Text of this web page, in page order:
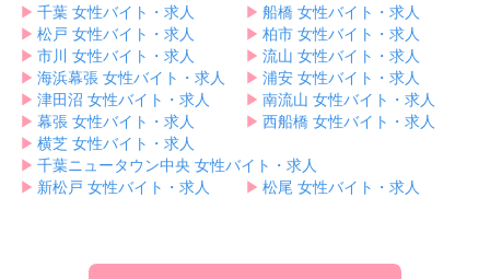
▶︎ 千葉 女性バイト・求人 ▶︎ 船橋 女性バイト・求人
▶︎ 松戸 女性バイト・求人 ▶︎ 柏市 女性バイト・求人
▶︎ 市川 女性バイト・求人 ▶︎ 流山 女性バイト・求人
▶︎ 海浜幕張 女性バイト・求人 ▶︎ 浦安 女性バイト・求人
▶︎ 津田沼 女性バイト・求人 ▶︎ 南流山 女性バイト・求人
▶︎ 幕張 女性バイト・求人 ▶︎ 西船橋 女性バイト・求人
▶︎ 横芝 女性バイト・求人
▶︎ 千葉ニュータウン中央 女性バイト・求人
▶︎ 新松戸 女性バイト・求人 ▶︎ 松尾 女性バイト・求人